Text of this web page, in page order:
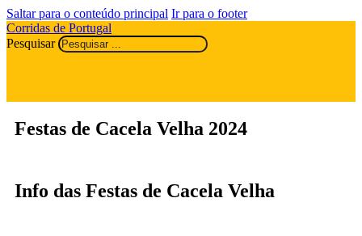
Saltar para o conteúdo principal Ir para o footer
Corridas de Portugal
Pesquisar
Festas de Cacela Velha 2024
Info das Festas de Cacela Velha